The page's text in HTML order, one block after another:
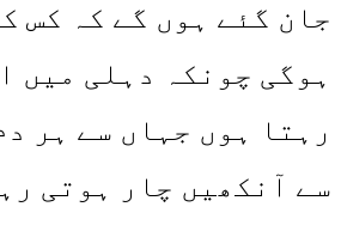
جان گئے ہوں گے کہ کس
ہوگی چونکہ دہلی میں
رہتا ہوں جہاں سے ہر
سے آنکھیں چار ہوتی